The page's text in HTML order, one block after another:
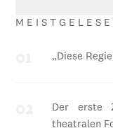
„Diese
Der erste
theatralen